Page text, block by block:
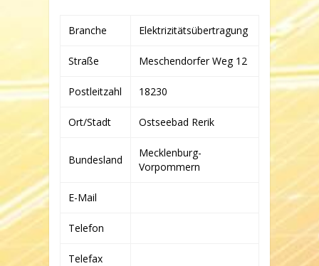
28
&
CO.
Branche Elektrizitätsübertragung
Straße Meschendorfer Weg 12
Postleitzahl 18230
Ort/Stadt Ostseebad Rerik
Bundesland
Mecklenburg-
Vorpommern
E-Mail
Telefon
Telefax